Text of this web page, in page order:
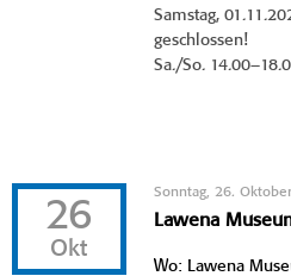
Samstag,
geschlossen!
Sa./So.
26
Okt
Sonntag, 26.
Lawena
Wo: Lawena